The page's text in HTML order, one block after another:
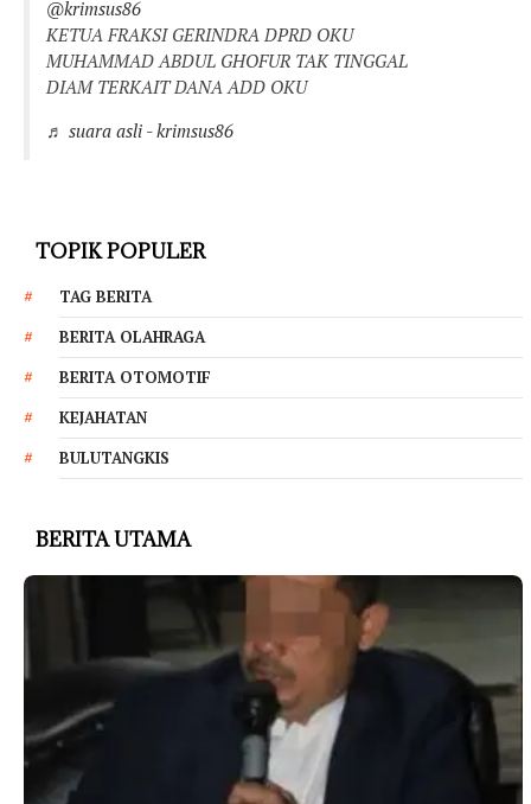
@krimsus86
KETUA FRAKSI GERINDRA DPRD OKU
MUHAMMAD ABDUL GHOFUR TAK TINGGAL
DIAM TERKAIT DANA ADD OKU
♬ suara asli - krimsus86
TOPIK POPULER
TAG BERITA
BERITA OLAHRAGA
BERITA OTOMOTIF
KEJAHATAN
BULUTANGKIS
BERITA UTAMA